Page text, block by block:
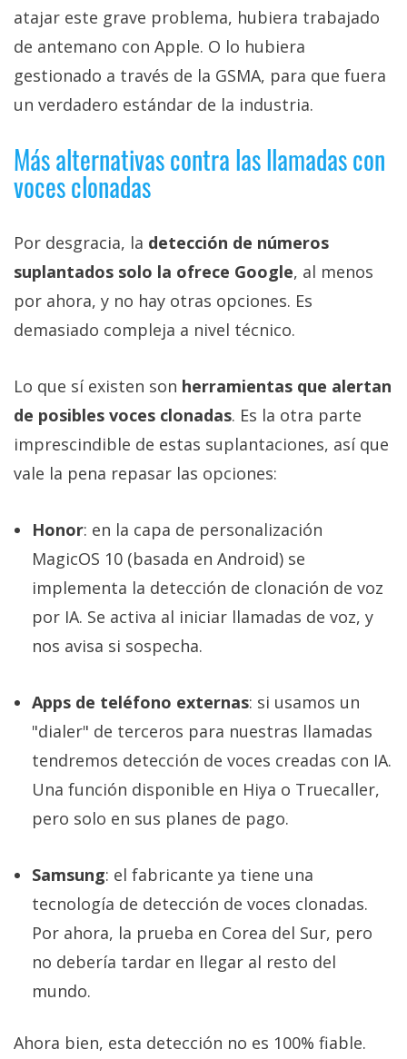
atajar este grave problema, hubiera trabajado
de antemano con Apple. O lo hubiera
gestionado a través de la GSMA, para que fuera
un verdadero estándar de la industria.
Más alternativas contra las llamadas con
voces clonadas
Por desgracia, la detección de números
suplantados solo la ofrece Google, al menos
por ahora, y no hay otras opciones. Es
demasiado compleja a nivel técnico.
Lo que sí existen son herramientas que alertan
de posibles voces clonadas. Es la otra parte
imprescindible de estas suplantaciones, así que
vale la pena repasar las opciones:
Honor: en la capa de personalización
MagicOS 10 (basada en Android) se
implementa la detección de clonación de voz
por IA. Se activa al iniciar llamadas de voz, y
nos avisa si sospecha.
Apps de teléfono externas: si usamos un
"dialer" de terceros para nuestras llamadas
tendremos detección de voces creadas con IA.
Una función disponible en Hiya o Truecaller,
pero solo en sus planes de pago.
Samsung: el fabricante ya tiene una
tecnología de detección de voces clonadas.
Por ahora, la prueba en Corea del Sur, pero
no debería tardar en llegar al resto del
mundo.
Ahora bien, esta detección no es 100% fiable.